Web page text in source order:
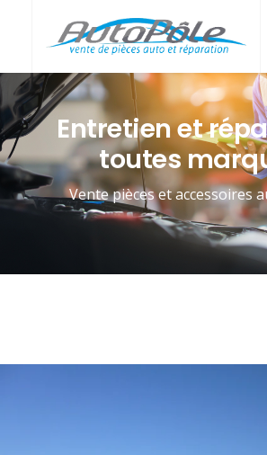
Entretien et
toutes
Vente pièces et accessoires